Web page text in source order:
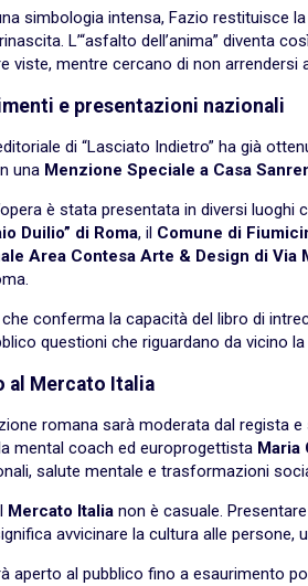
simbologia intensa, Fazio restituisce
L’“asfalto dell’anima” diventa
viste, mentre cercano di non arrendersi
e presentazioni nazionali
di “Lasciato Indietro” ha già
una Menzione Speciale a Casa
è stata presentata in diversi luoghi
Duilio” di Roma, il Comune di
Area Contesa Arte & Design di Via
conferma la capacità del libro di
questioni che riguardano da vicino
al Mercato Italia
romana sarà moderata dal regista e
mental coach ed europrogettista Maria
salute mentale e trasformazioni
Mercato Italia non è casuale.
avvicinare la cultura alle persone,
aperto al pubblico fino a esaurimento